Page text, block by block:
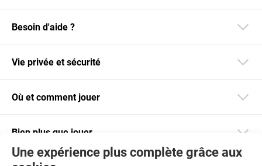
Une expérience plus complète grâce aux
Besoin d'aide ?
Vie privée et sécurité
Où et comment jouer
Bien plus que jouer